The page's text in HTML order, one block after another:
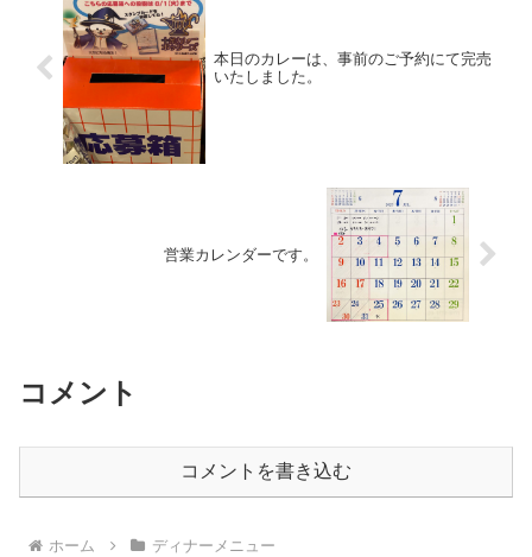
本日のカレーは、事前のご予約にて完売
いたしました。
営業カレンダーです。
コメント
コメントを書き込む
ホーム ディナーメニュー